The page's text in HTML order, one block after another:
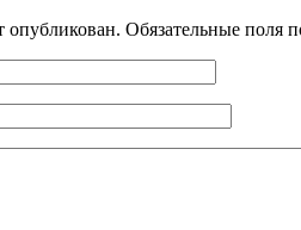
опубликован. Обязательные поля